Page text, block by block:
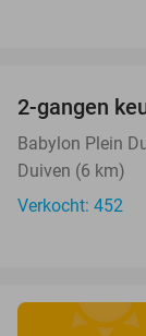
2-gangen
Babylon Plein
Duiven (6 km)
Verkocht: 452